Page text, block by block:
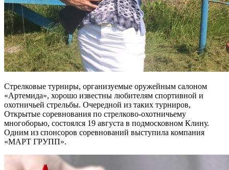
Стрелковые турниры, организуемые оружейным салоном
«Артемида», хорошо известны любителям спортивной и
охотничьей стрельбы. Очередной из таких турниров,
Открытые соревнования по стрелково-охотничьему
многоборью, состоялся 19 августа в подмосковном Клину.
Одним из спонсоров соревнований выступила компания
«МАРТ ГРУПП».